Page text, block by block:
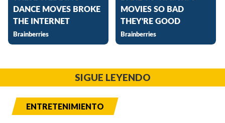
SIGUE LEYENDO
ENTRETENIMIENTO